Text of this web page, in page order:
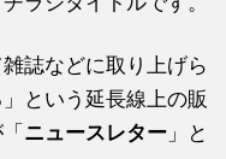
誌などに取り上げら
という延長線上の販
ニュースレター 」と